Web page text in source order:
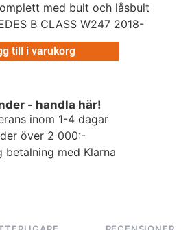
med bult och låsbult
B CLASS W247 2018-
till i varukorg
- handla här!
inom 1-4 dagar
över 2 000:-
betalning med Klarna